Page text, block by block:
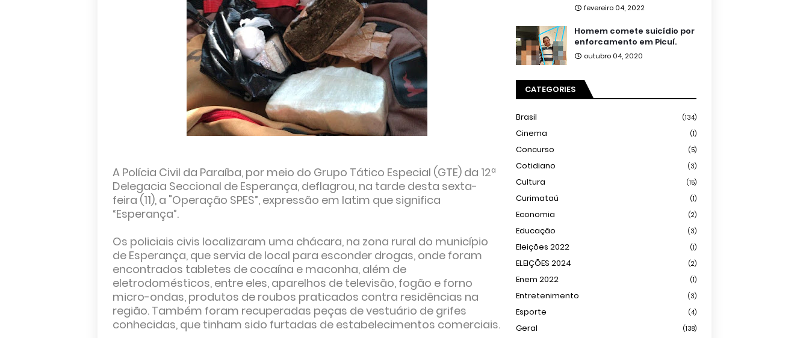
A Polícia Civil da Paraíba, por meio do Grupo Tático Especial (GTE) da 12ª
Delegacia Seccional de Esperança, deflagrou, na tarde desta sexta-
feira (11), a "Operação SPES”, expressão em latim que significa
“Esperança”.
Os policiais civis localizaram uma chácara, na zona rural do município
de Esperança, que servia de local para esconder drogas, onde foram
encontrados tabletes de cocaína e maconha, além de
eletrodomésticos, entre eles, aparelhos de televisão, fogão e forno
micro-ondas, produtos de roubos praticados contra residências na
região. Também foram recuperadas peças de vestuário de grifes
conhecidas, que tinham sido furtadas de estabelecimentos comerciais.
fevereiro 04, 2022
Homem comete suicídio por
enforcamento em Picuí.
outubro 04, 2020
CATEGORIES
Brasil (134)
Cinema (1)
Concurso (5)
Cotidiano (3)
Cultura (15)
Curimataú (1)
Economia (2)
Educação (3)
Eleições 2022 (1)
ELEIÇÕES 2024 (2)
Enem 2022 (1)
Entretenimento (3)
Esporte (4)
Geral (138)